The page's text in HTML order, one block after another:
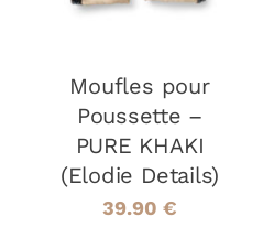
Moufles pour
Poussette –
PURE KHAKI
(Elodie Details)
39.90 €